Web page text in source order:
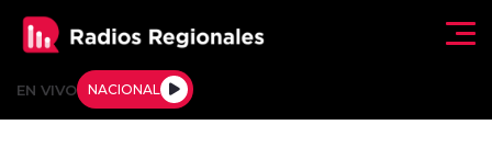
EN VIVO NACIONAL